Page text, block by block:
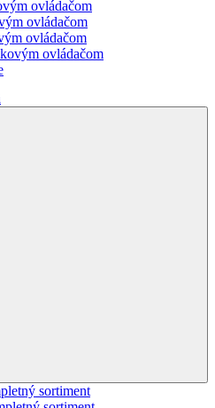
ovládačom
ovládačom
ovládačom
ovládačom
sortiment